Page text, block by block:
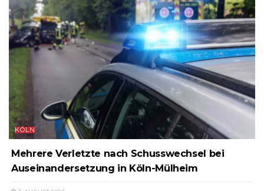
KÖLN
Mehrere Verletzte nach Schusswechsel bei
Auseinandersetzung in Köln-Mülheim